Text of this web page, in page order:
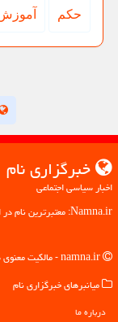
حكم
خبرگزاری نام
اخبار سیاسی اجتماعی
Namna.ir: معتبرترین نام در اطلاع رسانی اخبار سیاسی و اجتماعی، گامی مطمئن به سوی آگاهی
میانبرهای خبرگزاری نام
درباره ما